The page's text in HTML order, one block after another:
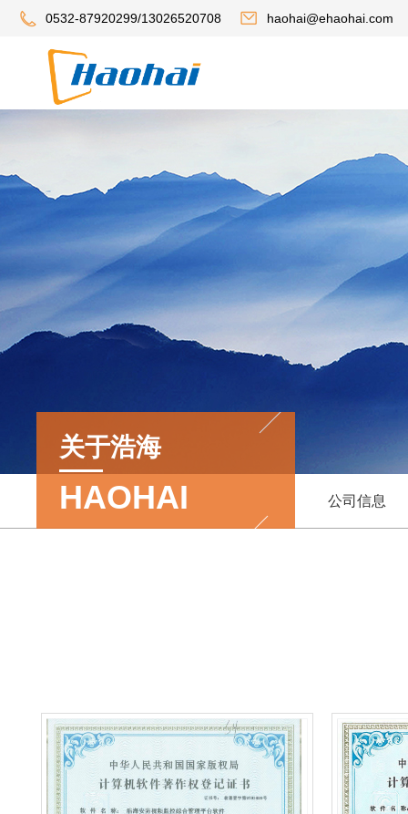
0532-87920299/13026520708 haohai@ehaohai.com
关于浩海
HAOHAI 公司信息